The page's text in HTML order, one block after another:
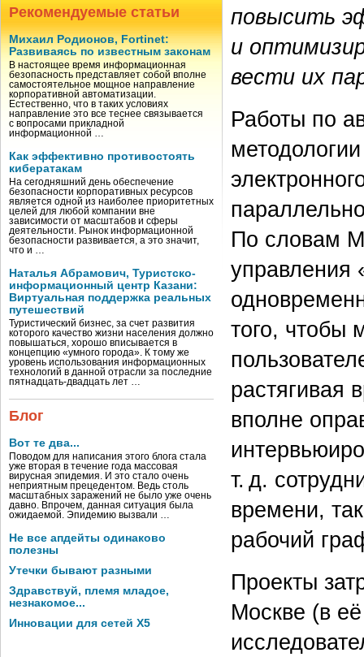
Рекомендуемые статьи
Михаил Родионов, Fortinet:
Развиваясь по известным законам
В настоящее время информационная
безопасность представляет собой вполне
самостоятельное мощное направление
корпоративной автоматизации.
Естественно, что в таких условиях
направление это все теснее связывается
с вопросами прикладной
информационной …
Как эффективно противостоять
кибератакам
На сегодняшний день обеспечение
безопасности корпоративных ресурсов
является одной из наиболее приоритетных
целей для любой компании вне
зависимости от масштабов и сферы
деятельности. Рынок информационной
безопасности развивается, а это значит,
что и …
Наталья Абрамович, Туристско-
информационный центр Казани:
Виртуальная поддержка реальных
путешествий
Туристический бизнес, за счет развития
которого качество жизни населения должно
повышаться, хорошо вписывается в
концепцию «умного города». К тому же
уровень использования информационных
технологий в данной отрасли за последние
пятнадцать-двадцать лет …
Блог
Вот те два...
Поводом для написания этого блога стала
уже вторая в течение года массовая
вирусная эпидемия. И это стало очень
неприятным прецедентом. Ведь столь
масштабных заражений не было уже очень
давно. Впрочем, данная ситуация была
ожидаемой. Эпидемию вызвали …
Не все апдейты одинаково
полезны
Утечки бывают разными
Здравствуй, племя младое,
незнакомое...
Инновации для сетей X5
повысить
и
вести их
Работы по
По словам
управления
того, чтобы
растягивая
вполне
т. д.
времени,
рабочий
Проекты
Москве (в